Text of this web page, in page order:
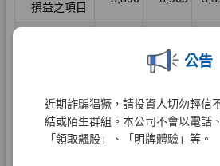
公告
近期詐騙猖獗，請投資人切勿輕信
結或陌生群組。本公司不會以電話
「領取飆股」、「明牌體驗」等。